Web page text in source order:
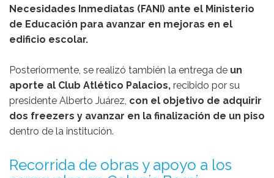
Necesidades Inmediatas (FANI) ante el Ministerio
de Educación para avanzar en mejoras en el
edificio escolar.
Posteriormente, se realizó también la entrega de un
aporte al Club Atlético Palacios, recibido por su
presidente Alberto Juárez, con el objetivo de adquirir
dos freezers y avanzar en la finalización de un piso
dentro de la institución.
Recorrida de obras y apoyo a los